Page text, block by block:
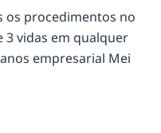
os procedimentos no
vidas em qualquer
empresarial Mei